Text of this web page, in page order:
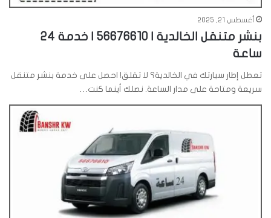
أغسطس 21, 2025
بنشر متنقل الخالدية | 56676610 | خدمة 24
ساعة
تعطل إطار سيارتك في الخالدية؟ لا تقلق! احصل على خدمة بنشر متنقل
سريعة ومتاحة على مدار الساعة. نصلك أينما كنت…